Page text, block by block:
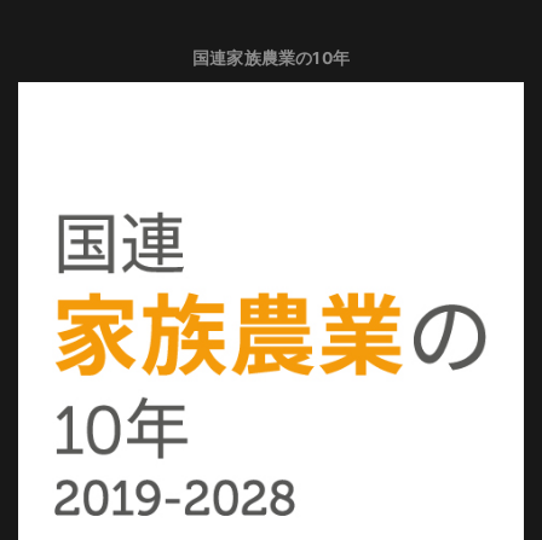
国連家族農業の10年